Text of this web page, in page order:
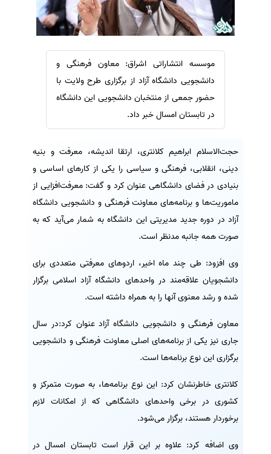
ترجمه عربی به فارسی
مشاهده همه زبان ها
سفارش ویرایش
سفارش پارافریز
سفارش فرمت‌بندی
سفارش کاهش کمیت
سفارش معرفی مجله
سفارش معرفی مقاله
سفارش معرفی کتاب
سفارش چکیده مبسوط
سفارش ترجمه مولتی‌مدیا
سفارش گویندگی
سفارش تولید محتوا
سفارش ترجمه همزمان
سفارش تهیه کاورلتر
سفارش انگیزه‌نامه‌SOP
موسسه انتشاراتی اشراق: معاون فرهنگی و
دانشجویی دانشگاه آزاد از برگزاری طرح ولایت با
حضور جمعی از منتخبان دانشجویی این دانشگاه
در تابستان امسال خبر داد.
حجت‌الاسلام ابراهیم کلانتری، ارتقا اندیشه، معرفت و بنیه
دینی، انقلابی، فرهنگی و سیاسی را یکی از کارهای اساسی و
بنیادی در فضای دانشگاهی عنوان کرد و گفت: معرفت‌افزایی از
ماموریت‌ها و برنامه‌های معاونت فرهنگی و دانشجویی دانشگاه
آزاد در دوره جدید مدیریتی این دانشگاه به شمار می‌آید که به
صورت همه جانبه مدنظر است.
وی افزود: طی چند ماه اخیر، اردوهای معرفتی متعددی برای
دانشجویان علاقه‌مند در واحدهای دانشگاه آزاد اسلامی برگزار
شده و رشد معنوی آنها را به همراه داشته است.
معاون فرهنگی و دانشجویی دانشگاه آزاد عنوان کرد:در سال
جاری نیز یکی از برنامه‌های اصلی معاونت فرهنگی و دانشجویی
برگزاری این نوع برنامه‌ها است.
کلانتری خاطرنشان کرد: این نوع برنامه‌ها، به صورت متمرکز و
کشوری در برخی واحدهای دانشگاهی که از امکانات لازم
برخوردار هستند، برگزار می‌شود.
وی اضافه کرد: علاوه بر این قرار است تابستان امسال در